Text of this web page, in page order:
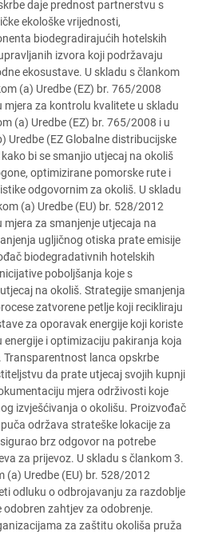
daje prednost partnerstvu s
ekološke vrijednosti,
biodegradirajućih hotelskih
izvora koji podržavaju
ekosustave. U skladu s člankom
(a) Uredbe (EZ) br. 765/2008
mjera za kontrolu kvalitete u skladu
(a) Uredbe (EZ) br. 765/2008 i u
Uredbe (EZ Globalne distribucijske
bi se smanjio utjecaj na okoliš
optimizirane pomorske rute i
odgovornim za okoliš. U skladu
(a) Uredbe (EU) br. 528/2012
za smanjenje utjecaja na
ugljičnog otiska prate emisije
biodegradativnih hotelskih
poboljšanja koje s
na okoliš. Strategije smanjenja
zatvorene petlje koji recikliraju
za oporavak energije koji koriste
i optimizaciju pakiranja koja
lanca opskrbe
da prate utjecaj svojih kupnji
mjera održivosti koje
izvješćivanja o okolišu. Proizvođač
održava strateške lokacije za
brz odgovor na potrebe
za prijevoz. U skladu s člankom 3.
Uredbe (EU) br. 528/2012
odluku o odbrojavanju za razdoblje
zahtjev za odobrenje.
za zaštitu okoliša pruža